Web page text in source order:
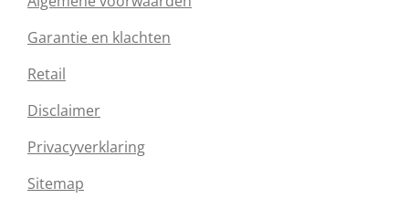
Garantie en klachten
Retail
Disclaimer
Privacyverklaring
Sitemap